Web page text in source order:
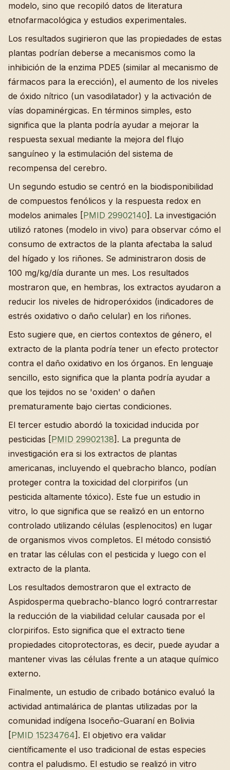
modelo, sino que recopiló datos de literatura
etnofarmacológica y estudios experimentales.
Los resultados sugirieron que las propiedades de estas
plantas podrían deberse a mecanismos como la
inhibición de la enzima PDE5 (similar al mecanismo de
fármacos para la erección), el aumento de los niveles
de óxido nítrico (un vasodilatador) y la activación de
vías dopaminérgicas. En términos simples, esto
significa que la planta podría ayudar a mejorar la
respuesta sexual mediante la mejora del flujo
sanguíneo y la estimulación del sistema de
recompensa del cerebro.
Un segundo estudio se centró en la biodisponibilidad
de compuestos fenólicos y la respuesta redox en
modelos animales [PMID 29902140]. La investigación
utilizó ratones (modelo in vivo) para observar cómo el
consumo de extractos de la planta afectaba la salud
del hígado y los riñones. Se administraron dosis de
100 mg/kg/día durante un mes. Los resultados
mostraron que, en hembras, los extractos ayudaron a
reducir los niveles de hidroperóxidos (indicadores de
estrés oxidativo o daño celular) en los riñones.
Esto sugiere que, en ciertos contextos de género, el
extracto de la planta podría tener un efecto protector
contra el daño oxidativo en los órganos. En lenguaje
sencillo, esto significa que la planta podría ayudar a
que los tejidos no se 'oxiden' o dañen
prematuramente bajo ciertas condiciones.
El tercer estudio abordó la toxicidad inducida por
pesticidas [PMID 29902138]. La pregunta de
investigación era si los extractos de plantas
americanas, incluyendo el quebracho blanco, podían
proteger contra la toxicidad del clorpirifos (un
pesticida altamente tóxico). Este fue un estudio in
vitro, lo que significa que se realizó en un entorno
controlado utilizando células (esplenocitos) en lugar
de organismos vivos completos. El método consistió
en tratar las células con el pesticida y luego con el
extracto de la planta.
Los resultados demostraron que el extracto de
Aspidosperma quebracho-blanco logró contrarrestar
la reducción de la viabilidad celular causada por el
clorpirifos. Esto significa que el extracto tiene
propiedades citoprotectoras, es decir, puede ayudar a
mantener vivas las células frente a un ataque químico
externo.
Finalmente, un estudio de cribado botánico evaluó la
actividad antimalárica de plantas utilizadas por la
comunidad indígena Isoceño-Guaraní en Bolivia
[PMID 15234764]. El objetivo era validar
científicamente el uso tradicional de estas especies
contra el paludismo. El estudio se realizó in vitro